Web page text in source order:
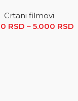
RSD do 5.000 RSD
Crtani filmovi
RSD – 5.000 RSD